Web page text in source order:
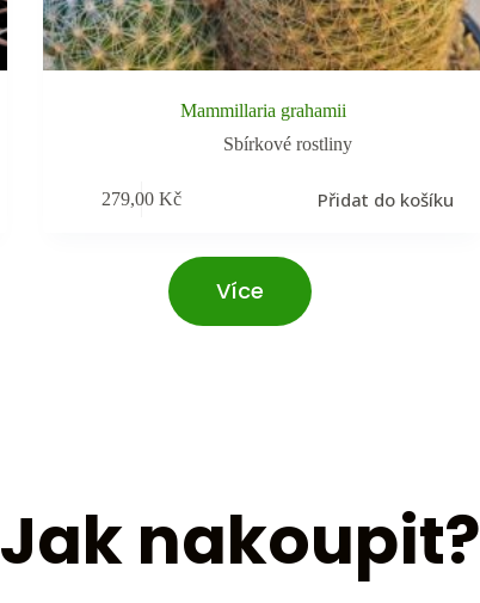
Mammillaria grahamii
Sbírkové rostliny
279,00Kč Přidat do košíku
Více
Jak nakoupit?